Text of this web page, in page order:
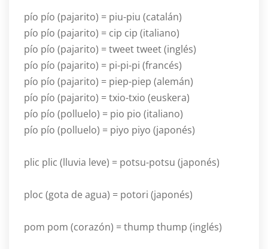
pío pío (pajarito) = piu-piu (catalán)
pío pío (pajarito) = cip cip (italiano)
pío pío (pajarito) = tweet tweet (inglés)
pío pío (pajarito) = pi-pi-pi (francés)
pío pío (pajarito) = piep-piep (alemán)
pío pío (pajarito) = txio-txio (euskera)
pío pío (polluelo) = pio pio (italiano)
pío pío (polluelo) = piyo piyo (japonés)
plic plic (lluvia leve) = potsu-potsu (japonés)
ploc (gota de agua) = potori (japonés)
pom pom (corazón) = thump thump (inglés)